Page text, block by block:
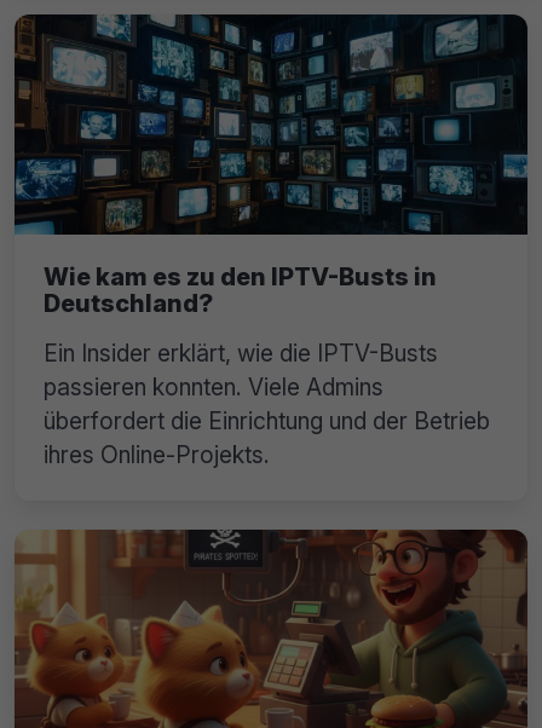
Wie kam es zu den IPTV-Busts in
Deutschland?
Ein Insider erklärt, wie die IPTV-Busts
passieren konnten. Viele Admins
überfordert die Einrichtung und der Betrieb
ihres Online-Projekts.